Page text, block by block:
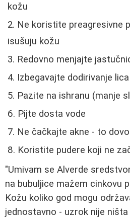
kožu
Ne koristite preagresivne
isušuju kožu
Redovno menjajte
Izbegavajte dodirivanje
Pazite na ishranu (manje
Pijte dosta vode
Ne čačkajte akne - to
Koristite pudere koji ne
"Umivam se Alverde
na bubuljice mažem cinkovu
Kožu koliko god mogu
jednostavno - uzrok nije ništa